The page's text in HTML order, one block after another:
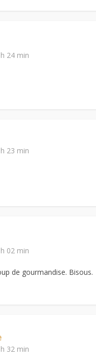
24 min
23 min
02 min
de gourmandise. Bisous.
32 min